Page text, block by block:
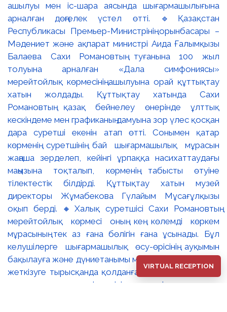
ашылуы мен іс-шара аясында шығармашылығына
арналған дөңгелек үстел өтті. 🔹Қазақстан
Республикасы Премьер-Министрінің орынбасары –
Мәдениет және ақпарат министрі Аида Ғалымқызы
Балаева Сахи Романовтың туғанына 100 жыл
толуына арналған «Дала симфониясы»
мерейтойлық көрмесінің ашылуына орай құттықтау
хатын жолдады. Құттықтау хатында Сахи
Романовтың қазақ бейнелеу өнерінде ұлттық
кескіндеме мен графиканың дамуына зор үлес қосқан
дара суретші екенін атап өтті. Сонымен қатар
көрменің суретшінің бай шығармашылық мұрасын
жаңаша зерделеп, кейінгі ұрпаққа насихаттаудағы
маңызына тоқталып, көрменің табысты өтуіне
тілектестік білдірді. Құттықтау хатын музей
директоры Жұмабекова Гүлайым Мұсағұлқызы
оқып берді. 🔸Халық суретшісі Сахи Романовтың
мерейтойлық көрмесі оның кең көлемді көркем
мұрасының тек аз ғана бөлігін ғана ұсынады. Бұл
келушілерге шығармашылық өсу-өрісінің ауқымын
бақылауға және дүниетанымы мен сезімдерін толық
жеткізуге тырысқанда қолданған тақырыптары мен
стилистикалық тәсілдерінің әлеуетін зерттеуге
VIRTUAL RECEPTION